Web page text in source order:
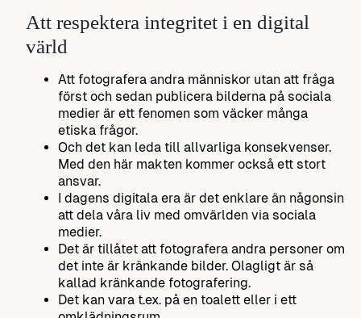
Att respektera integritet i en digital
värld
Att fotografera andra människor utan att fråga
först och sedan publicera bilderna på sociala
medier är ett fenomen som väcker många
etiska frågor.
Och det kan leda till allvarliga konsekvenser.
Med den här makten kommer också ett stort
ansvar.
I dagens digitala era är det enklare än någonsin
att dela våra liv med omvärlden via sociala
medier.
Det är tillåtet att fotografera andra personer om
det inte är kränkande bilder. Olagligt är så
kallad kränkande fotografering.
Det kan vara t.ex. på en toalett eller i ett